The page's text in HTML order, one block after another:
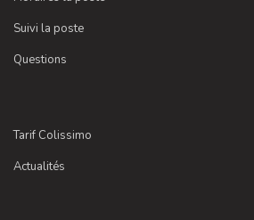
Suivi la poste
Questions
Tarif Colissimo
Actualités